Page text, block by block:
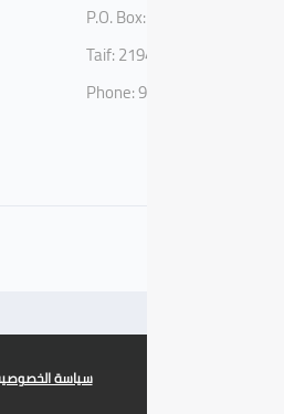
سياسة
P.O. Box: 11099
Taif: 21944
Phone: 920002122